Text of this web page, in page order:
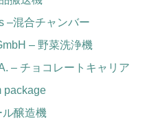
–混合チャンバー
– 野菜洗浄機
– チョコレートキャリア
package
ル醸造機